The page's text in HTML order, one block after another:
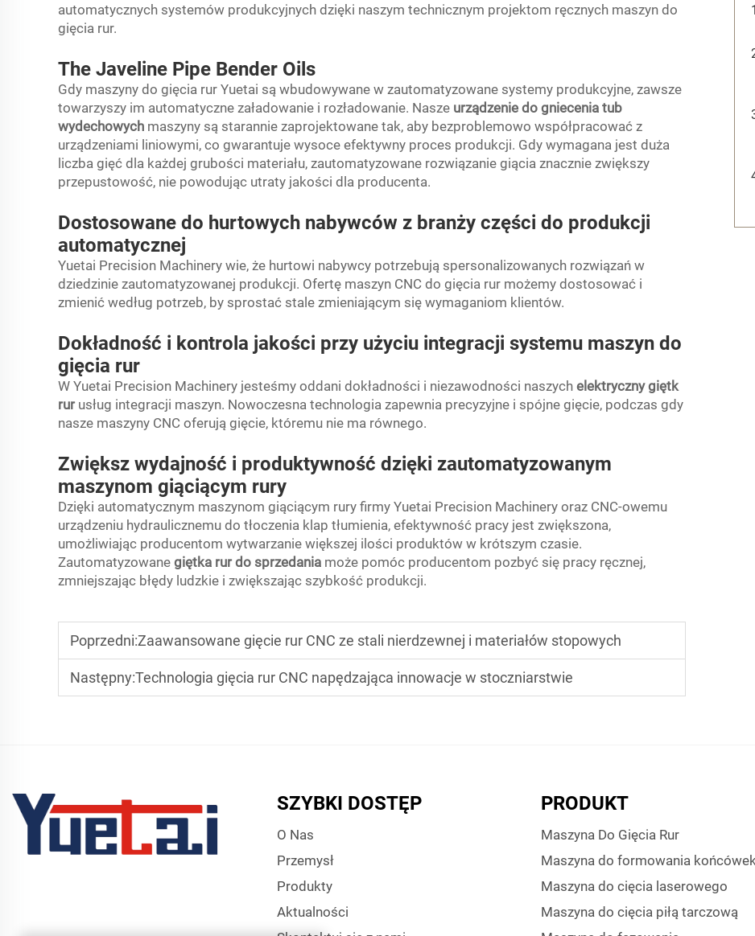
automatycznych systemów produkcyjnych dzięki naszym technicznym projektom ręcznych maszyn do
gięcia rur.
The Javeline Pipe Bender Oils
Gdy maszyny do gięcia rur Yuetai są wbudowywane w zautomatyzowane systemy produkcyjne, zawsze
towarzyszy im automatyczne załadowanie i rozładowanie. Nasze urządzenie do gniecenia tub
wydechowych maszyny są starannie zaprojektowane tak, aby bezproblemowo współpracować z
urządzeniami liniowymi, co gwarantuje wysoce efektywny proces produkcji. Gdy wymagana jest duża
liczba gięć dla każdej grubości materiału, zautomatyzowane rozwiązanie giącia znacznie zwiększy
przepustowość, nie powodując utraty jakości dla producenta.
Dostosowane do hurtowych nabywców z branży części do produkcji
automatycznej
Yuetai Precision Machinery wie, że hurtowi nabywcy potrzebują spersonalizowanych rozwiązań w
dziedzinie zautomatyzowanej produkcji. Ofertę maszyn CNC do gięcia rur możemy dostosować i
zmienić według potrzeb, by sprostać stale zmieniającym się wymaganiom klientów.
Dokładność i kontrola jakości przy użyciu integracji systemu maszyn do
gięcia rur
W Yuetai Precision Machinery jesteśmy oddani dokładności i niezawodności naszych elektryczny giętk
rur usług integracji maszyn. Nowoczesna technologia zapewnia precyzyjne i spójne gięcie, podczas gdy
nasze maszyny CNC oferują gięcie, któremu nie ma równego.
Zwiększ wydajność i produktywność dzięki zautomatyzowanym
maszynom giąciącym rury
Dzięki automatycznym maszynom giąciącym rury firmy Yuetai Precision Machinery oraz CNC-owemu
urządzeniu hydraulicznemu do tłoczenia klap tłumienia, efektywność pracy jest zwiększona,
umożliwiając producentom wytwarzanie większej ilości produktów w krótszym czasie.
Zautomatyzowane giętka rur do sprzedania może pomóc producentom pozbyć się pracy ręcznej,
zmniejszając błędy ludzkie i zwiększając szybkość produkcji.
Poprzedni:Zaawansowane gięcie rur CNC ze stali nierdzewnej i materiałów stopowych
Następny:Technologia gięcia rur CNC napędzająca innowacje w stoczniarstwie
SZYBKI DOSTĘP
O Nas
Przemysł
Produkty
Aktualności
PRODUKT
Maszyna Do Gięcia Rur
Maszyna do formowania
Maszyna do cięcia laserowego
Maszyna do cięcia piłą tarczową